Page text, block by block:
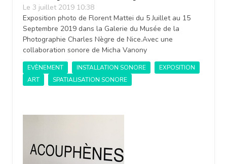
Le 3 juillet 2019 10:38
Exposition photo de Florent Mattei du 5 Juillet au 15
Septembre 2019 dans la Galerie du Musée de la
Photographie Charles Nègre de Nice.Avec une
collaboration sonore de Micha Vanony
EVÈNEMENT INSTALLATION SONORE
EXPOSITION
ART
SPATIALISATION SONORE